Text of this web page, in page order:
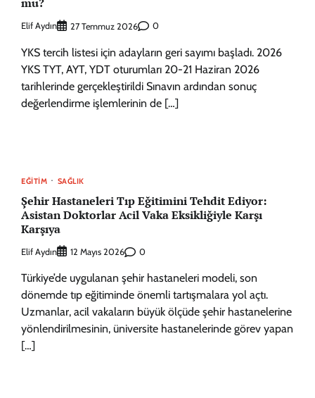
Elif Aydın 27 Temmuz 2026 0
YKS tercih listesi için adayların geri sayımı başladı. 2026
YKS TYT, AYT, YDT oturumları 20-21 Haziran 2026
tarihlerinde gerçekleştirildi Sınavın ardından sonuç
değerlendirme işlemlerinin de […]
EĞITIM SAĞLIK
Şehir Hastaneleri Tıp Eğitimini Tehdit Ediyor:
Asistan Doktorlar Acil Vaka Eksikliğiyle Karşı
Karşıya
Elif Aydın 12 Mayıs 2026 0
Türkiye’de uygulanan şehir hastaneleri modeli, son
dönemde tıp eğitiminde önemli tartışmalara yol açtı.
Uzmanlar, acil vakaların büyük ölçüde şehir hastanelerine
yönlendirilmesinin, üniversite hastanelerinde görev yapan
[…]